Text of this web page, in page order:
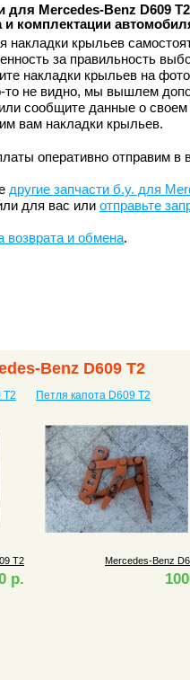
для Mercedes-Benz D609
и комплектации
накладки крыльев
за правильность
накладки крыльев на
то не видно, мы вышлем
сообщите данные о
вам накладки крыльев.
оперативно отправим в
другие запчасти б.у. для
для вас или отправьте
возврата и обмена.
Benz D609 T2
T2
T2
р.
Петля капота D609 T2
Mercedes-Benz